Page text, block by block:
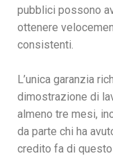
pubblici possono
ottenere
consistenti.
L’unica garanzia
dimostrazione di
almeno tre mesi,
da parte chi ha
credito fa di